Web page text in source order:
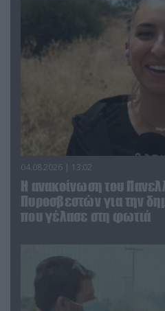
04.08.2026 | 13:02
Η ανακοίνωση του
Πυροσβεστών για την
που γέλασε στη φωτιά